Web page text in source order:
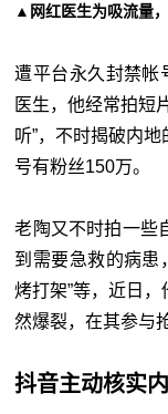
▲网红医生为吸流量
遭平台永久封禁帐
医生，他经常拍短
听”，不时揭破内
号有粉丝150万。
老陶又不时拍一些
到需要急救的病患
烤打架”等，近日
然爆裂，在其参与
抖音主动核实